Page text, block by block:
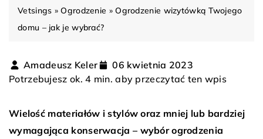
Vetsings »Ogrodzenie »Ogrodzenie wizytówką Twojego
domu – jak je wybrać?
Amadeusz Keler
06 kwietnia 2023
Potrzebujesz ok. 4 min. aby przeczytać ten wpis
Wielość materiałów i stylów oraz mniej lub bardziej
wymagająca konserwacja – wybór ogrodzenia